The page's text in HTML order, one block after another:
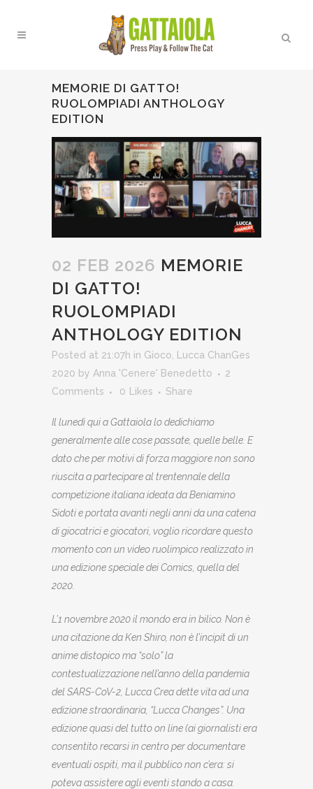
MEMORIE DI GATTO!
RUOLOMPIADI ANTHOLOGY
EDITION
02 FEB 2026 MEMORIE
DI GATTO!
RUOLOMPIADI
ANTHOLOGY EDITION
Posted at 21:07h in Gioco
Lucca ChanGes
2020 by Anna 'Cenere' Benedetto
2
Comments
0 Likes Share
Il lunedì qui a Gattaiola lo dedichiamo
generalmente alle cose passate, quelle belle. E
dato che per motivi di forza maggiore non sono
riuscita a partecipare al trentennale della
competizione italiana ideata da Beniamino
Sidoti e portata avanti negli anni da una catena
di giocatrici e giocatori, voglio ricordare questo
momento con un video ruolimpico realizzato in
una edizione speciale dei Comics, quella del
2020.
L’1 novembre 2020 il mondo era in bilico. Non è
una citazione da Ken Shiro, non è l’incipit di un
anime distopico ma “solo” la
contestualizzazione nell’anno della pandemia
del SARS-CoV-2, Lucca Crea dette vita ad una
edizione straordinaria, “Lucca Changes”. Una
edizione quasi del tutto on line (ai giornalisti era
consentito recarsi in centro per documentare
eventuali ospiti, ma il pubblico non c’era: si
poteva assistere agli eventi stando a casa.